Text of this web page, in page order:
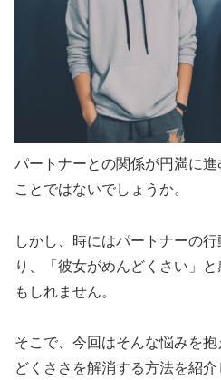
パートナーとの関係が円満に
ことではないでしょうか。
しかし、時にはパートナーの
り、「彼女がめんどくさい」
もしれません。
そこで、今回はそんな悩みを
どくささを解消する方法を紹介